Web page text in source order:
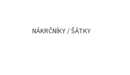
NÁKRČNÍKY / ŠÁTKY